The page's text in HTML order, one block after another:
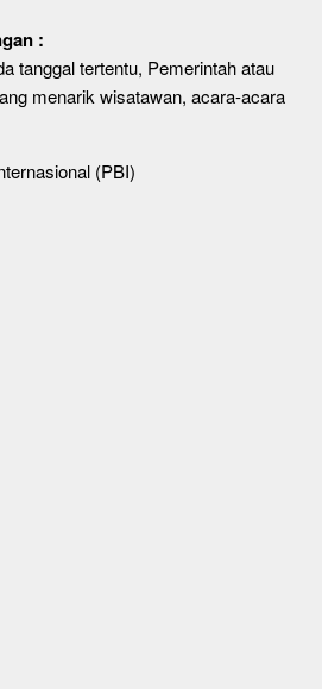
:
tanggal tertentu, Pemerintah atau
menarik wisatawan, acara-acara
(PBI)